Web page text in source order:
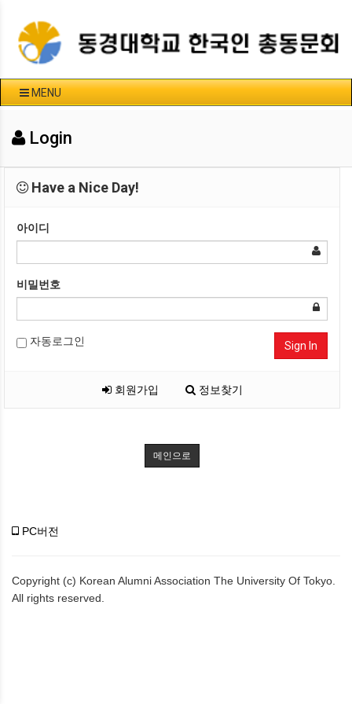
MENU
Login
Have a Nice Day!
아이디
비밀번호
자동로그인 Sign In
회원가입 정보찾기
메인으로
PC버전
Copyright (c) Korean Alumni Association The University Of Tokyo.
All rights reserved.